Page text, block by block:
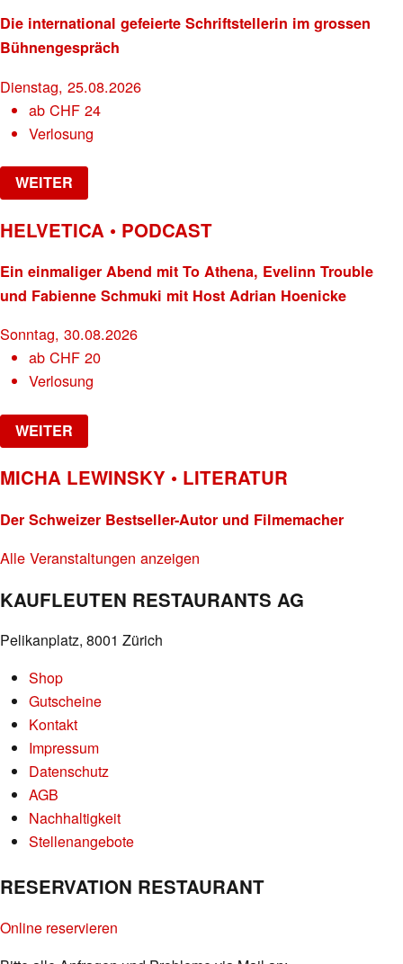
Die international gefeierte Schriftstellerin im grossen
Bühnengespräch
Dienstag, 25.08.2026
abCHF 24
Verlosung
WEITER
HELVETICA • PODCAST
Ein einmaliger Abend mit To Athena, Evelinn Trouble
und Fabienne Schmuki mit Host Adrian Hoenicke
Sonntag, 30.08.2026
abCHF 20
Verlosung
WEITER
MICHA LEWINSKY • LITERATUR
Der Schweizer Bestseller-Autor und Filmemacher
Alle Veranstaltungen anzeigen
KAUFLEUTEN RESTAURANTS AG
Pelikanplatz, 8001 Zürich
Shop
Gutscheine
Kontakt
Impressum
Datenschutz
AGB
Nachhaltigkeit
Stellenangebote
RESERVATION RESTAURANT
Online reservieren